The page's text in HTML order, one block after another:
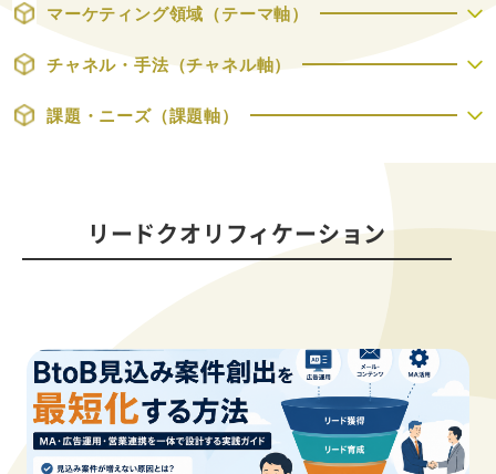
マーケティング領域（テーマ軸）
チャネル・手法（チャネル軸）
課題・ニーズ（課題軸）
リードクオリフィケーション